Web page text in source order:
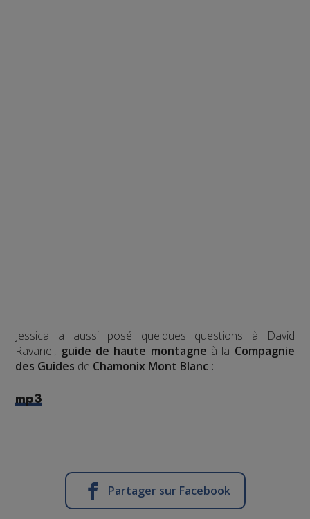
Jessica a aussi posé quelques questions à David
Ravanel, guide de haute montagne à la Compagnie
des Guides de Chamonix Mont Blanc :
mp3
Partager sur Facebook